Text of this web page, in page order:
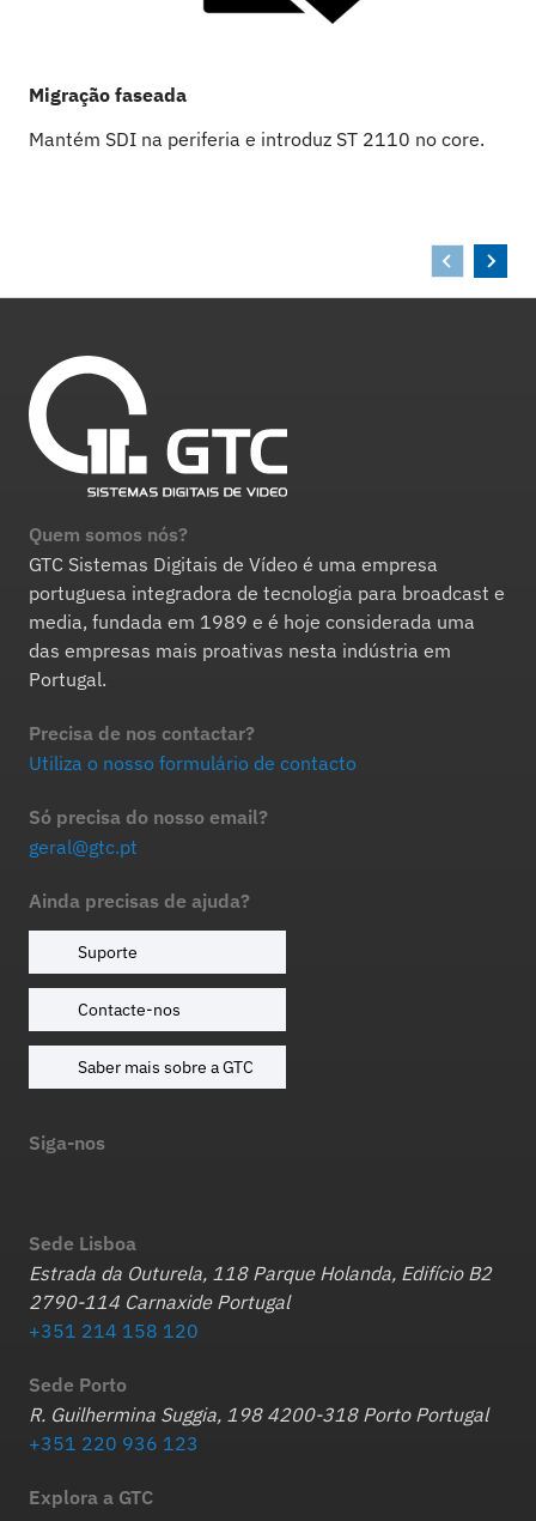
Migração faseada
Mantém SDI na periferia e introduz ST 2110 no core.
Quem somos nós?
GTC Sistemas Digitais de Vídeo é uma empresa
portuguesa integradora de tecnologia para broadcast e
media, fundada em 1989 e é hoje considerada uma
das empresas mais proativas nesta indústria em
Portugal.
Precisa de nos contactar?
Utiliza o nosso formulário de contacto
Só precisa do nosso email?
geral@gtc.pt
Ainda precisas de ajuda?
Suporte
Contacte-nos
Saber mais sobre a GTC
Siga-nos
Sede Lisboa
Estrada da Outurela, 118 Parque Holanda, Edifício B2
2790-114 Carnaxide Portugal
+351 214 158 120
Sede Porto
R. Guilhermina Suggia, 198 4200-318 Porto Portugal
+351 220 936 123
Explora a GTC